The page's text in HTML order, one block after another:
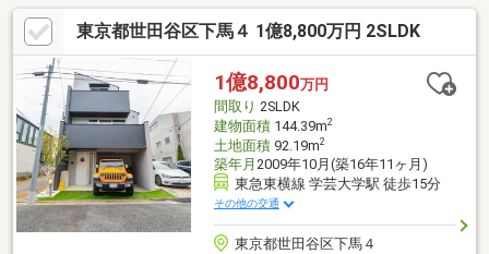
カウンター付Ｌ型キッチン、パントリー収納有・主寝室は約８．
９帖のゆとりある広さ、ＷＩＣ約３．４帖付設・無垢材床・建
具、珪藻土（一部壁面）、照明等、拘りの内装・豊富な収納（Ｓ
ＩＣ、階段下収納、サービスルーム等）・浴室は1618サイズ、洗
面室は約3.5帖の空間・駐車場１台分有（ハイルーフ車可）※車
種・サイズによる
東京都世田谷区下馬４ 1億8,800万円 2SLDK
1億8,800万円
間取り 2SLDK
建物面積144.39m2
土地面積92.19m2
築年月 2009年10月(築16年11ヶ月)
東急東横線 学芸大学駅 徒歩15分
その他の交通
東京都世田谷区下馬４